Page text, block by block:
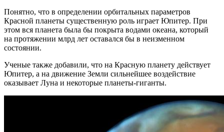
Понятно, что в определении орбитальных параметров
Красной планеты существенную роль играет Юпитер. При
этом вся планета была бы покрыта водами океана, который
на протяжении млрд лет оставался бы в неизменном
состоянии.
Ученые также добавили, что на Красную планету действует
Юпитер, а на движение Земли сильнейшее воздействие
оказывает Луна и некоторые планеты-гиганты.